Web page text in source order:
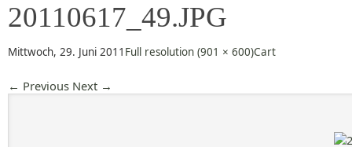
20110617_49.JPG
Mittwoch, 29. Juni 2011 Full resolution (901 × 600)Cart
← Previous Next →